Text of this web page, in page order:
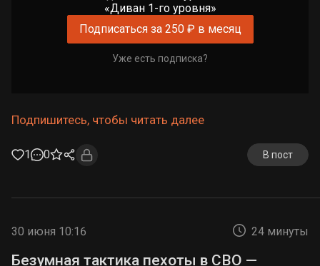
«Диван 1-го уровня»
Подписаться за 250 ₽ в месяц
Уже есть подписка?
Подпишитесь, чтобы читать далее
1 0 В пост
30 июня 10:16 24 минуты
Безумная тактика пехоты в СВО —